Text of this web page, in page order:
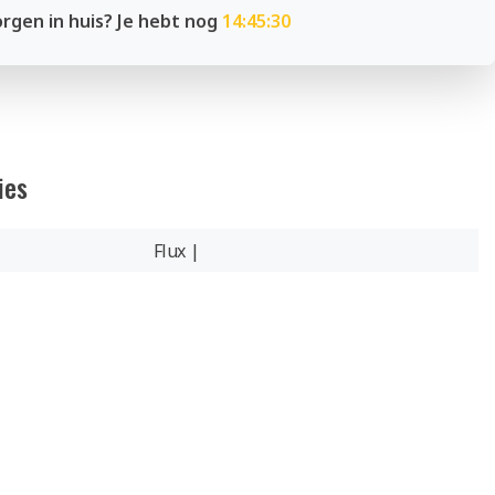
in huis? Je hebt nog 14:45:29
Flux |